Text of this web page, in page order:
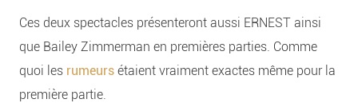
Ces deux spectacles présenteront aussi ERNEST ainsi
que Bailey Zimmerman en premières parties. Comme
quoi les rumeurs étaient vraiment exactes même pour la
première partie.